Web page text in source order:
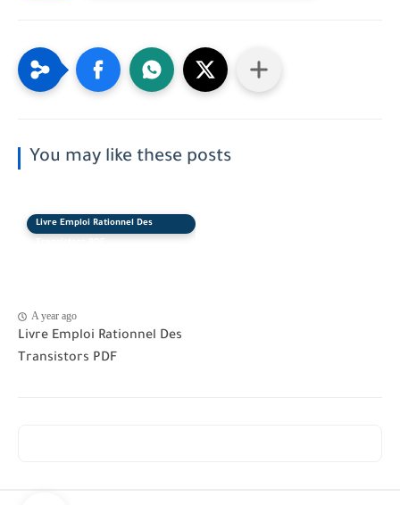
You may like these posts
Livre Emploi Rationnel Des
A year ago
Livre Emploi Rationnel Des
Transistors PDF